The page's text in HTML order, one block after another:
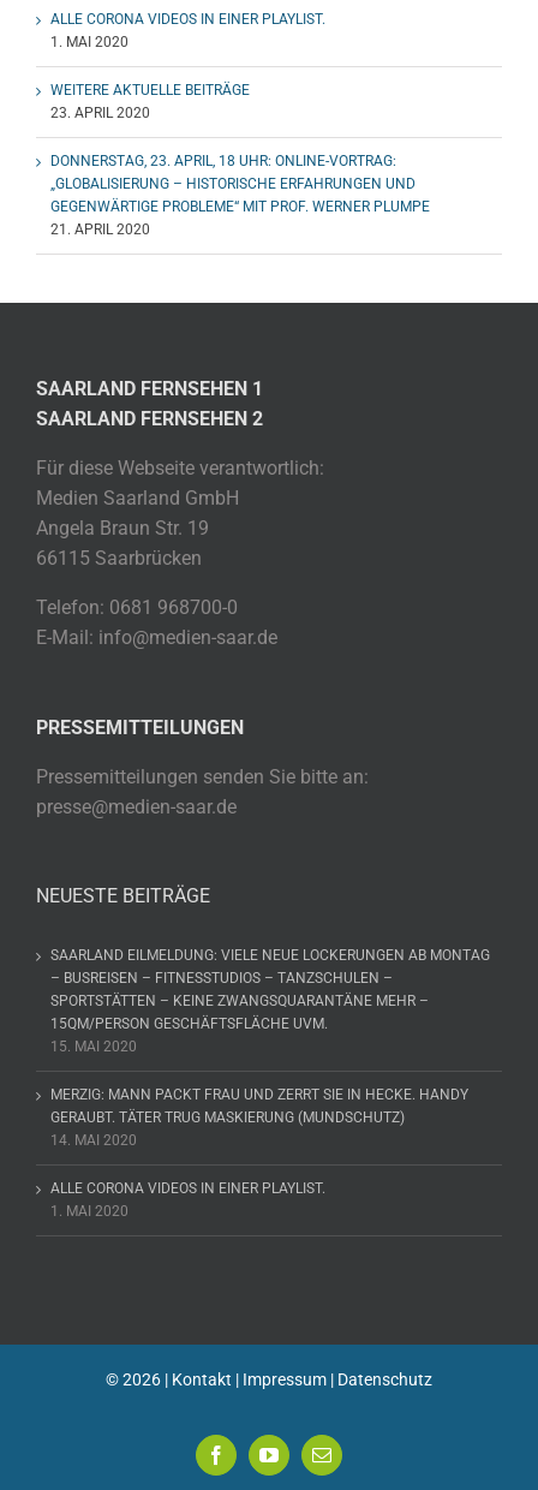
ALLE CORONA VIDEOS IN EINER PLAYLIST.
1. MAI 2020
WEITERE AKTUELLE BEITRÄGE
23. APRIL 2020
DONNERSTAG, 23. APRIL, 18 UHR: ONLINE-VORTRAG:
„GLOBALISIERUNG – HISTORISCHE ERFAHRUNGEN UND
GEGENWÄRTIGE PROBLEME“ MIT PROF. WERNER PLUMPE
21. APRIL 2020
SAARLAND FERNSEHEN 1
SAARLAND FERNSEHEN 2
Für diese Webseite verantwortlich:
Medien Saarland GmbH
Angela Braun Str. 19
66115 Saarbrücken
Telefon: 0681 968700-0
E-Mail: info@medien-saar.de
PRESSEMITTEILUNGEN
Pressemitteilungen senden Sie bitte an:
presse@medien-saar.de
NEUESTE BEITRÄGE
SAARLAND EILMELDUNG: VIELE NEUE LOCKERUNGEN AB MONTAG
– BUSREISEN – FITNESSTUDIOS – TANZSCHULEN –
SPORTSTÄTTEN – KEINE ZWANGSQUARANTÄNE MEHR –
15QM/PERSON GESCHÄFTSFLÄCHE UVM.
15. MAI 2020
MERZIG: MANN PACKT FRAU UND ZERRT SIE IN HECKE. HANDY
GERAUBT. TÄTER TRUG MASKIERUNG (MUNDSCHUTZ)
14. MAI 2020
ALLE CORONA VIDEOS IN EINER PLAYLIST.
1. MAI 2020
©2026 | Kontakt | Impressum | Datenschutz
FacebookYouTube
E-
Mail